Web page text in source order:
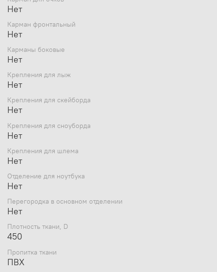
Нет
Карман фронтальный
Нет
Карманы боковые
Нет
Крепления для лыж
Нет
Крепления для скейборда
Нет
Крепления для сноуборда
Нет
Крепления для шлема
Нет
Отделение для ноутбука
Нет
Перегородка в основном отделении
Нет
Плотность ткани, D
450
Пропитка ткани
ПВХ